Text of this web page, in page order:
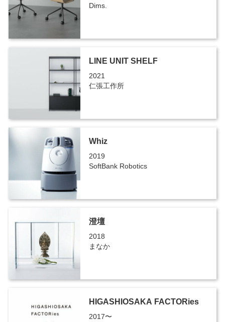
Dims.
LINE UNIT SHELF
2021
仁張工作所
Whiz
2019
SoftBank Robotics
澄壇
2018
まなか
HIGASHIOSAKA FACTORies
2017〜